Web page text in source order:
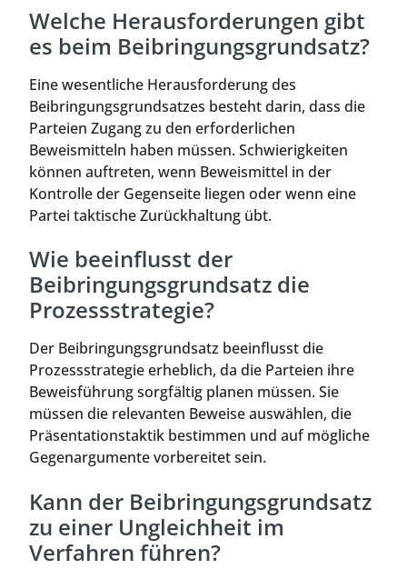
Welche Herausforderungen gibt
es beim Beibringungsgrundsatz?
Eine wesentliche Herausforderung des
Beibringungsgrundsatzes besteht darin, dass die
Parteien Zugang zu den erforderlichen
Beweismitteln haben müssen. Schwierigkeiten
können auftreten, wenn Beweismittel in der
Kontrolle der Gegenseite liegen oder wenn eine
Partei taktische Zurückhaltung übt.
Wie beeinflusst der
Beibringungsgrundsatz die
Prozessstrategie?
Der Beibringungsgrundsatz beeinflusst die
Prozessstrategie erheblich, da die Parteien ihre
Beweisführung sorgfältig planen müssen. Sie
müssen die relevanten Beweise auswählen, die
Präsentationstaktik bestimmen und auf mögliche
Gegenargumente vorbereitet sein.
Kann der Beibringungsgrundsatz
zu einer Ungleichheit im
Verfahren führen?